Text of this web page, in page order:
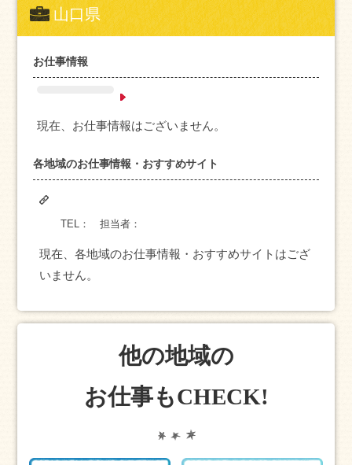
山口県
お仕事情報
現在、お仕事情報はございません。
各地域のお仕事情報・おすすめサイト
TEL： 担当者：
現在、各地域のお仕事情報・おすすめサイトはござ
いません。
他の地域の
お仕事もCHECK!